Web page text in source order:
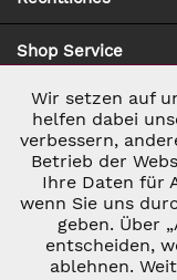
Shop Service
Zahlung & Versand
* ALLE PREISE
Notwendig
Marketing
Tracking
Wir setzen auf
helfen dabei
verbessern,
Betrieb der
Ihre Daten für
wenn Sie uns
geben. Über
entscheiden,
ablehnen.